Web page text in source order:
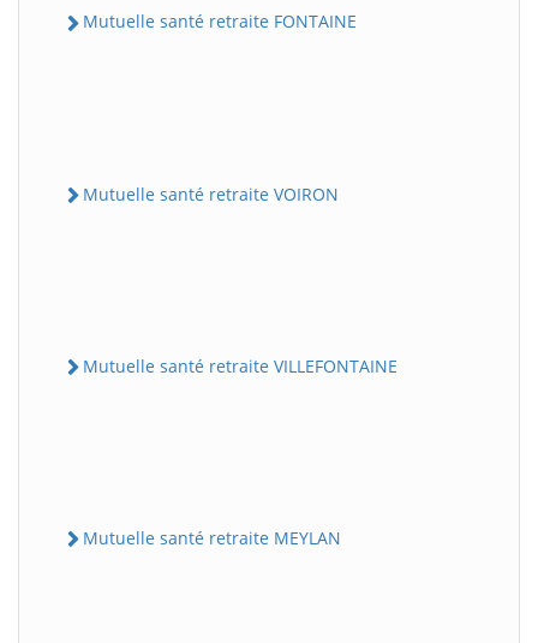
Mutuelle santé retraite FONTAINE
Mutuelle santé retraite VOIRON
Mutuelle santé retraite VILLEFONTAINE
Mutuelle santé retraite MEYLAN